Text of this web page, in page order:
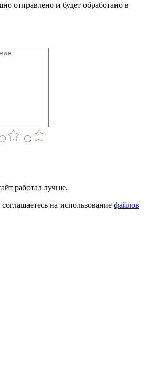
отправлено и будет обработано в
работал лучше.
на использование файлов